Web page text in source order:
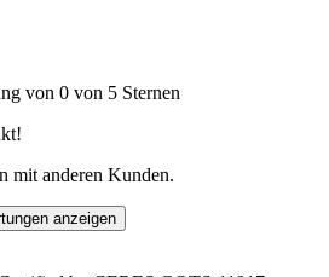
von 0 von 5 Sternen
mit anderen Kunden.
anzeigen